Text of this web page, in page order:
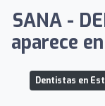
SANA -
aparece
Dentistas en